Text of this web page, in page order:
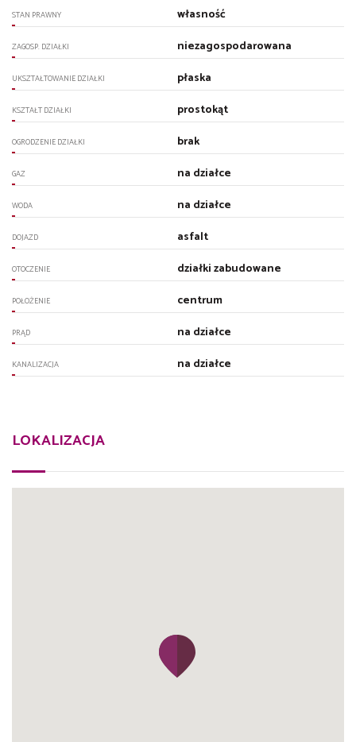
STAN PRAWNY własność
ZAGOSP. DZIAŁKI niezagospodarowana
UKSZTAŁTOWANIE DZIAŁKI płaska
KSZTAŁT DZIAŁKI prostokąt
OGRODZENIE DZIAŁKI brak
GAZ na działce
WODA na działce
DOJAZD asfalt
OTOCZENIE działki zabudowane
POŁOŻENIE centrum
PRĄD na działce
KANALIZACJA na działce
LOKALIZACJA